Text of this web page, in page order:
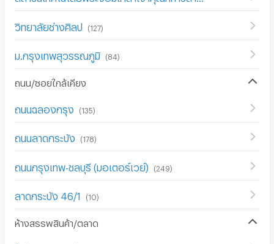
วิทยาลัยช่างศิลป (127)
ม.กรุงเทพสุวรรณภูมิ (84 )
ถนน/ซอยใกล้เคียง
ถนนฉลองกรุง (135)
ถนนลาดกระบัง (178)
ถนนกรุงเทพ-ชลบุรี (มอเตอร์เวย์) (249)
ลาดกระบัง 46/1 (10)
ห้างสรรพสินค้า/ตลาด